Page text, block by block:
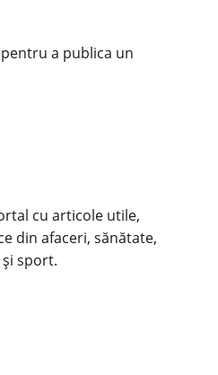
pentru a publica un
cu articole utile,
din afaceri, sănătate,
sport.